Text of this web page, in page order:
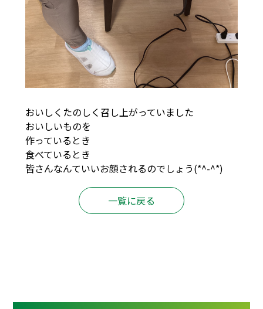
おいしくたのしく召し上がっていました
おいしいものを
作っているとき
食べているとき
皆さんなんていいお顔されるのでしょう(*^-^*)
一覧に戻る